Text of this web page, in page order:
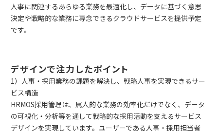
人事に関連するあらゆる業務を最適化し、データに基づく意思
決定や戦略的な業務に専念できるクラウドサービスを提供予定
です。
デザインで注力したポイント
1）人事・採用業務の課題を解決し、戦略人事を実現できるサー
ビス構造
HRMOS採用管理は、属人的な業務の効率化だけでなく、データ
の可視化・分析等を通して戦略的な採用活動を支えるサービス
デザインを実現しています。ユーザーである人事・採用担当者